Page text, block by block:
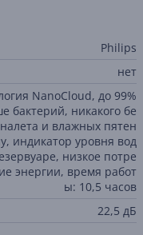
Philips
нет
NanoCloud, до 99%
бактерий, никакого бе
и влажных пятен
индикатор уровня вод
низкое потре
энергии, время работ
ы: 10,5 часов
22,5 дБ